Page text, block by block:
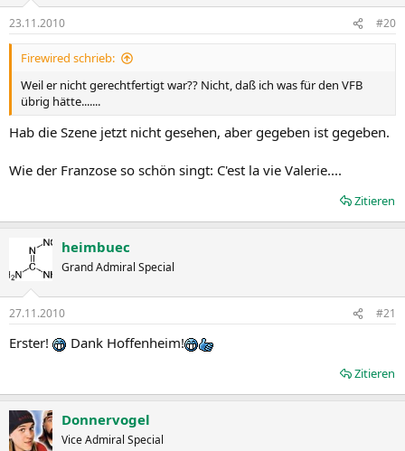
23.11.2010 #20
Firewired schrieb:
Weil er nicht gerechtfertigt war?? Nicht, daß ich was für den VFB
übrig hätte.......
Hab die Szene jetzt nicht gesehen, aber gegeben ist gegeben.
Wie der Franzose so schön singt: C'est la vie Valerie....
Zitieren
heimbuec
Grand Admiral Special
27.11.2010 #21
Erster! Dank Hoffenheim!
Zitieren
Donnervogel
Vice Admiral Special